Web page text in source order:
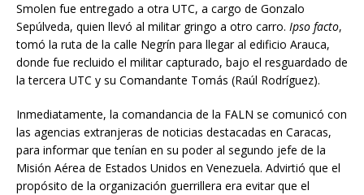
Smolen fue entregado a otra UTC, a cargo de Gonzalo
Sepúlveda, quien llevó al militar gringo a otro carro. Ipso facto,
tomó la ruta de la calle Negrín para llegar al edificio Arauca,
donde fue recluido el militar capturado, bajo el resguardado de
la tercera UTC y su Comandante Tomás (Raúl Rodríguez).
Inmediatamente, la comandancia de la FALN se comunicó con
las agencias extranjeras de noticias destacadas en Caracas,
para informar que tenían en su poder al segundo jefe de la
Misión Aérea de Estados Unidos en Venezuela. Advirtió que el
propósito de la organización guerrillera era evitar que el